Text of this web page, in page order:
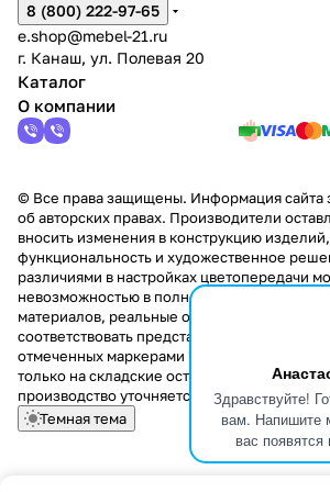
Здравствуйте!
вам. Напишите
вас
8 (800) 222-97-65
e.shop@mebel-21.ru
г. Канаш, ул. Полевая 20
Каталог
О компании
© Все права защищены. Информация сайта
об авторских правах. Производители
вносить изменения в конструкцию
функциональность и художественное
различиями в настройках цветопередачи
невозможностью в полной мере передать
материалов, реальные оттенки и текстуры
соответствовать представленным на сайте.
отмеченных маркерами "Скидка!" и "Акция!"
только на складские остатки. Стоимость
производство уточняется у менеджера
Темная тема